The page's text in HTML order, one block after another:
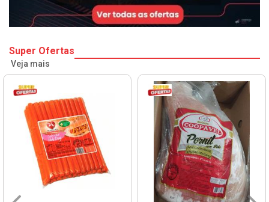
Super Ofertas
Veja mais